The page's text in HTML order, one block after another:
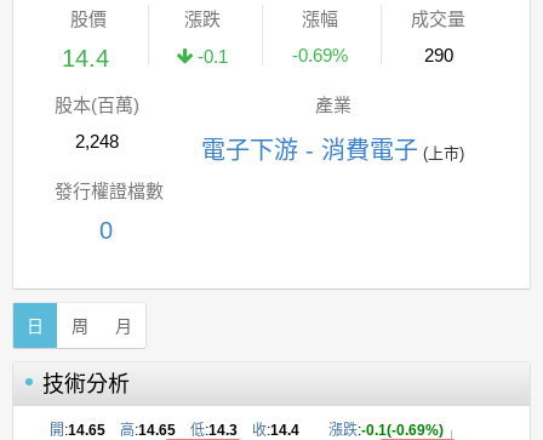
股價
14.4
漲跌
-0.1
漲幅
-0.69%
成交量
290
股本(百萬)
2,248
產業
電子下游 - 消費電子 (上市)
發行權證檔數
0
日 周 月
技術分析
開 :14.65 高:14.65 低:14.3 收:14.4 漲跌:-0.1(-0.69%)